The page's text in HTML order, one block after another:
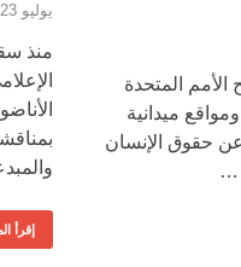
المتحدة
ميدانية
حقوق الإنسان
…
يوليو 23, 2026
إقرأ